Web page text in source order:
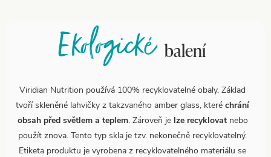
Ekologickébalení
Viridian Nutrition používá 100% recyklovatelné obaly. Základ
tvoří skleněné lahvičky z takzvaného amber glass, které chrání
obsah před světlem a teplem. Zároveň je lze recyklovatnebo
použít znova. Tento typ skla je tzv. nekonečně recyklovatelný.
Etiketa produktu je vyrobena z recyklovatelného materiálu se